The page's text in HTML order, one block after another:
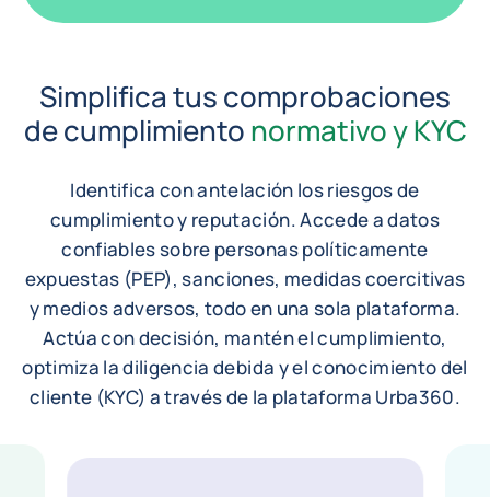
Simplifica tus comprobaciones
de cumplimientonormativo y KYC
Identifica con antelación los riesgos de
cumplimiento y reputación. Accede a datos
confiables sobre personas políticamente
expuestas (PEP), sanciones, medidas coercitivas
y medios adversos, todo en una sola plataforma.
Actúa con decisión, mantén el cumplimiento,
optimiza la diligencia debida y el conocimiento del
cliente (KYC) a través de la plataforma Urba360.